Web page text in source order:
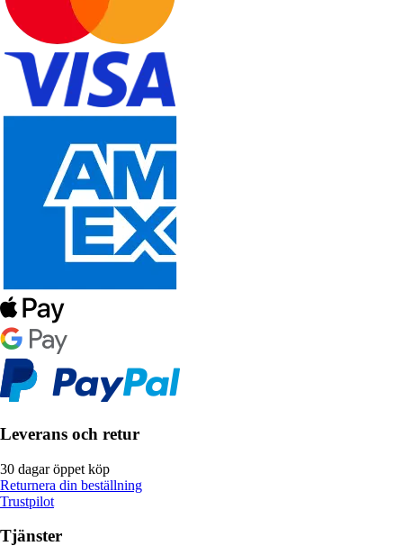
Leverans och retur
30 dagar öppet köp
Returnera din beställning
Trustpilot
Tjänster